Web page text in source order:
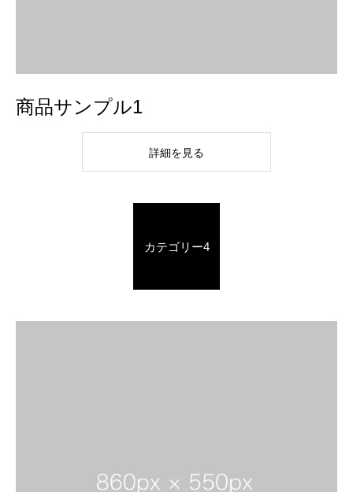
商品サンプル1
詳細を見る
カテゴリー4